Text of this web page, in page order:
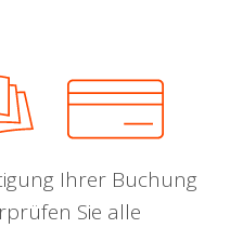
Ihrer Buchung
Sie alle